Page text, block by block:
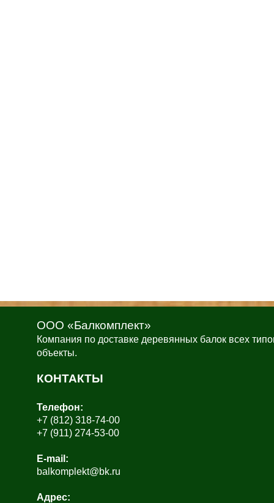
ООО «Балкомплект»
Компания по доставке деревянных балок всех
объекты.
КОНТАКТЫ
Телефон:
+7 (812) 318-74-00
+7 (911) 274-53-00
E-mail:
balkomplekt@bk.ru
Адрес: